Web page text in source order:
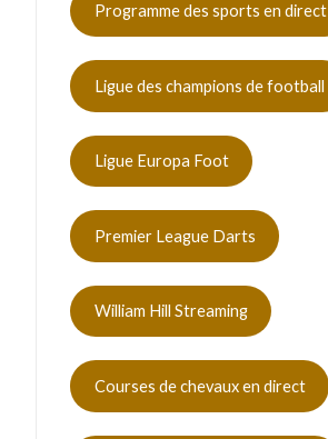
Programme des sports en direct
Ligue des champions de football
Ligue Europa Foot
Premier League Darts
William Hill Streaming
Courses de chevaux en direct